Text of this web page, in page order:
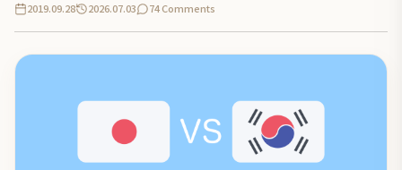
2019.09.28 2026.07.03 74 Comments